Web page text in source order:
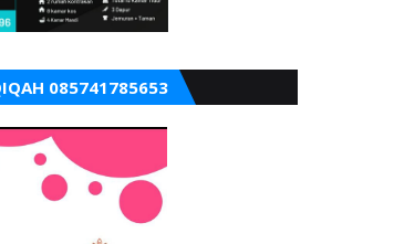
085741785653